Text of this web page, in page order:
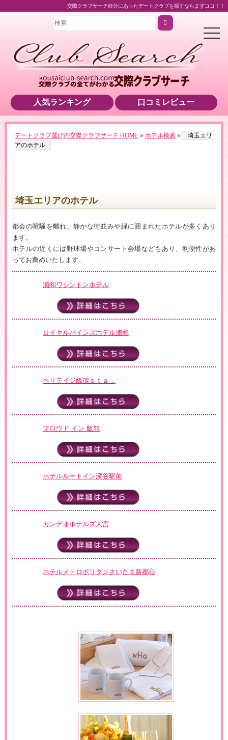
交際クラブサーチ自分にあったデートクラブを探すならまずココ！！
t
o
i
a
t
i
o
人気ランキング 口コミレビュー
デートクラブ選びの交際クラブサーチ HOME » ホテル検索 »
埼玉エリ
アのホテル
埼玉エリアのホテル
都会の喧騒を離れ、静かな街並みや緑に囲まれたホテルが多くあり
ます。
ホテルの近くには野球場やコンサート会場などもあり、利便性があ
ってお薦めいたします。
浦和ワシントンホテル
ロイヤルパインズホテル浦和
ヘリテイジ飯能ｓｔａ．
マロウド イン 飯能
ホテルルートイン深谷駅前
カンデオホテルズ大宮
ホテルメトロポリタンさいたま新都心